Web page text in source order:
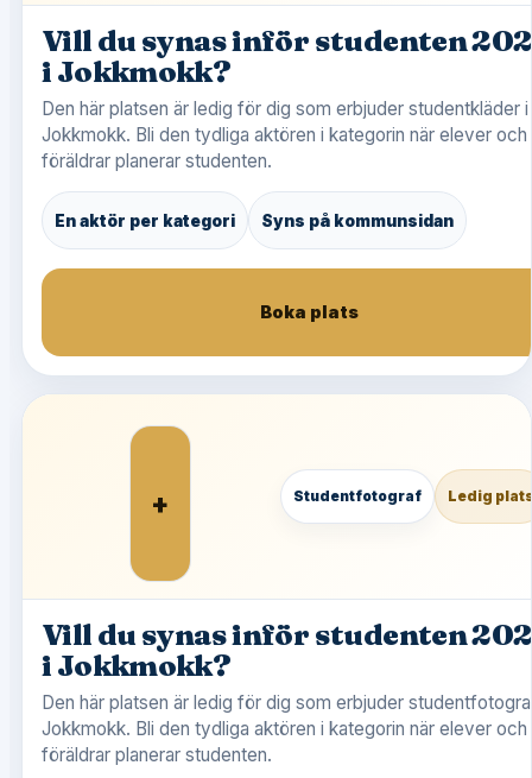
Vill du synas inför studenten
i Jokkmokk?
Den här platsen är ledig för dig som erbjuder studentkläder i
Jokkmokk. Bli den tydliga aktören i kategorin när elever och
föräldrar planerar studenten.
En aktör per kategori Syns på kommunsidan
Boka plats
+ Studentfotograf Ledig
Vill du synas inför studenten
i Jokkmokk?
Den här platsen är ledig för dig som erbjuder
Jokkmokk. Bli den tydliga aktören i kategorin när elever och
föräldrar planerar studenten.